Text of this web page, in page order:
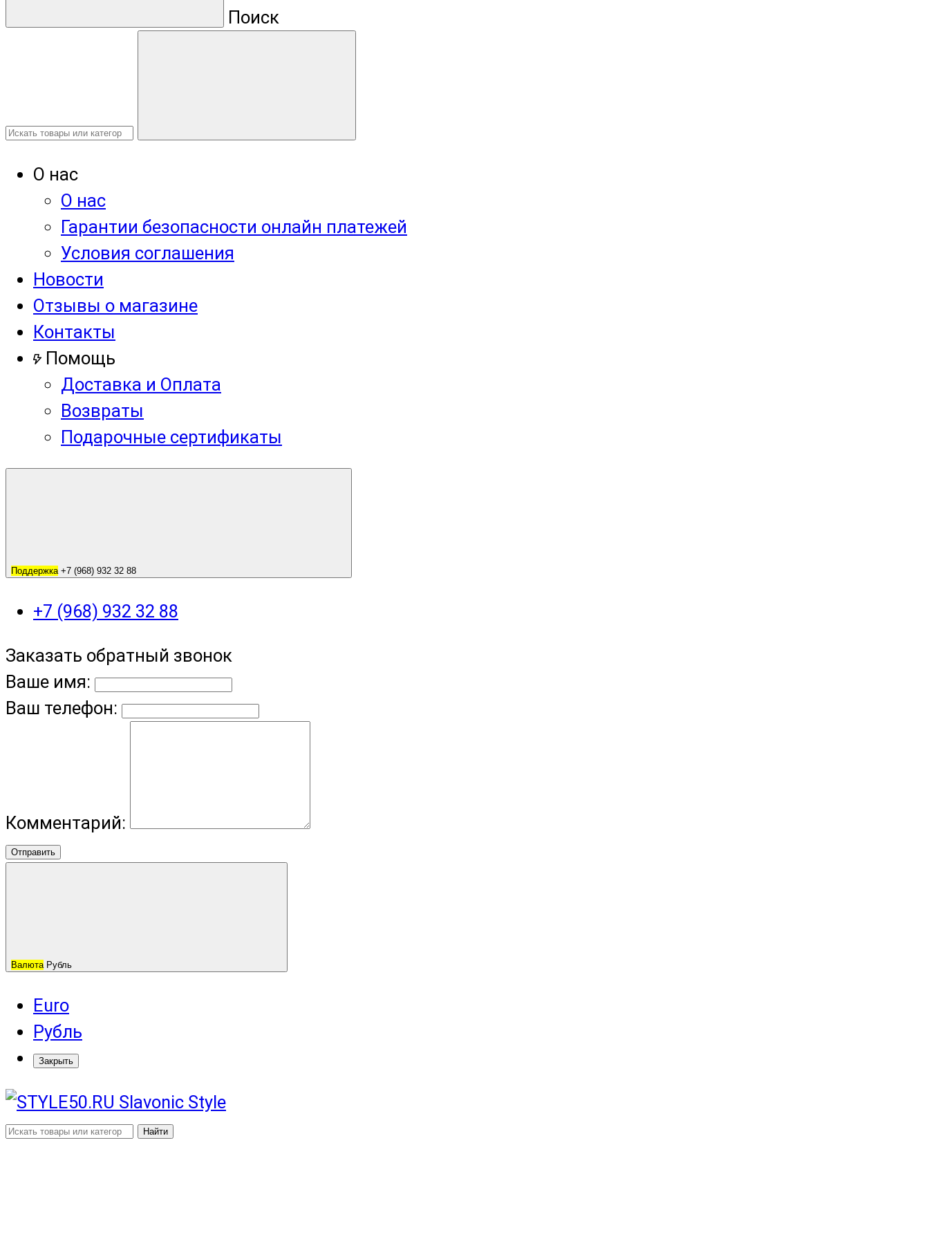
Поиск
О нас
О нас
Гарантии безопасности онлайн платежей
Условия соглашения
Новости
Отзывы о магазине
Контакты
Помощь
Доставка и Оплата
Возвраты
Подарочные сертификаты
Поддержка +7 (968) 932 32 88
+7 (968) 932 32 88
Заказать обратный звонок
Ваше имя:
Ваш телефон:
Комментарий:
Отправить
Валюта Рубль
Euro
Рубль
Закрыть
Найти